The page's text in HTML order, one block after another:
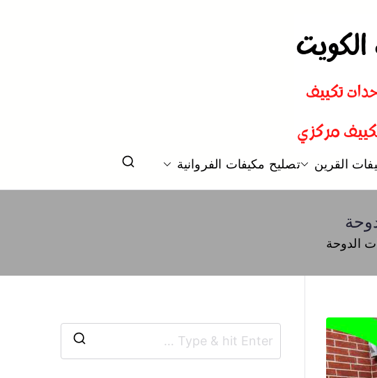
و شباك و تكييف مركزي الكويت
القرين تصليح مكيفات الفروانية
الدوحة